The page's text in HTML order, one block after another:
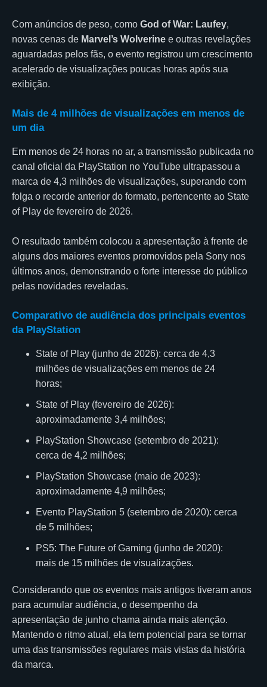
Com anúncios de peso, como God of War: Laufey,
novas cenas de Marvel’s Wolverine e outras revelações
aguardadas pelos fãs, o evento registrou um crescimento
acelerado de visualizações poucas horas após sua
exibição.
Mais de 4 milhões de visualizações em menos de
um dia
Em menos de 24 horas no ar, a transmissão publicada no
canal oficial da PlayStation no YouTube ultrapassou a
marca de 4,3 milhões de visualizações, superando com
folga o recorde anterior do formato, pertencente ao State
of Play de fevereiro de 2026.
O resultado também colocou a apresentação à frente de
alguns dos maiores eventos promovidos pela Sony nos
últimos anos, demonstrando o forte interesse do público
pelas novidades reveladas.
Comparativo de audiência dos principais eventos
da PlayStation
State of Play (junho de 2026): cerca de 4,3
milhões de visualizações em menos de 24
horas;
State of Play (fevereiro de 2026):
aproximadamente 3,4 milhões;
PlayStation Showcase (setembro de 2021):
cerca de 4,2 milhões;
PlayStation Showcase (maio de 2023):
aproximadamente 4,9 milhões;
Evento PlayStation 5 (setembro de 2020): cerca
de 5 milhões;
PS5: The Future of Gaming (junho de 2020):
mais de 15 milhões de visualizações.
Considerando que os eventos mais antigos tiveram anos
para acumular audiência, o desempenho da
apresentação de junho chama ainda mais atenção.
Mantendo o ritmo atual, ela tem potencial para se tornar
uma das transmissões regulares mais vistas da história
da marca.